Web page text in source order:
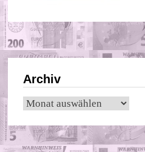
Archiv
Archiv